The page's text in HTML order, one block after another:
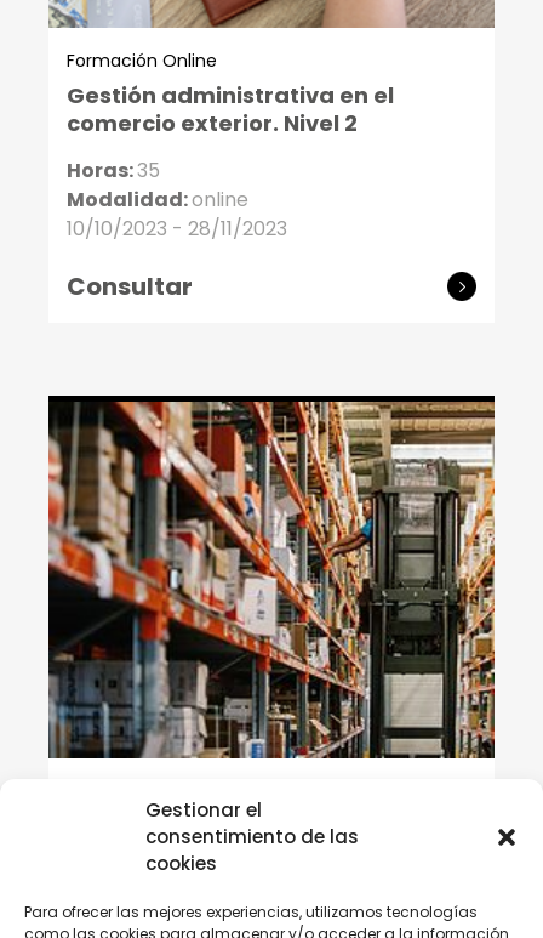
Gestionar el
consentimiento de las
cookies
Para ofrecer las mejores experiencias, utilizamos tecnologías
como las cookies para almacenar y/o acceder a la información
Formación Online
Gestión administrativa en el
comercio exterior. Nivel 2
Horas:35
Modalidad:online
10/10/2023 - 28/11/2023
Consultar
Gestión de almacenes nacional e
internacional
Horas:
Modalidad:online